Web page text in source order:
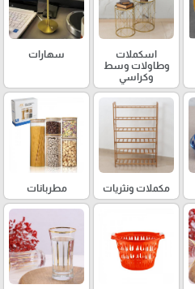
اسكملات
وطاولات وسط
وكراسي
سهارات
مكملات ونثريات مطربانات